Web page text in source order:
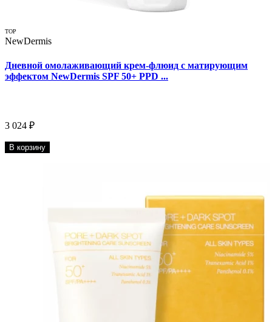
TOP
NewDermis
Дневной омолаживающий крем-флюид c матирующим
эффектом NewDermis SPF 50+ PPD ...
3 024 ₽
В корзину